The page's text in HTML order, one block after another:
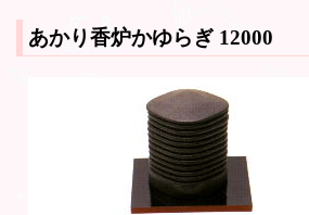
あかり香炉かゆらぎ 12000